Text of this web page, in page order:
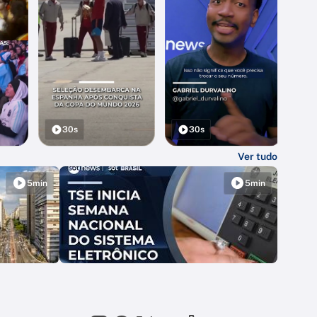
30s 30s
Ver tudo
5min 5min